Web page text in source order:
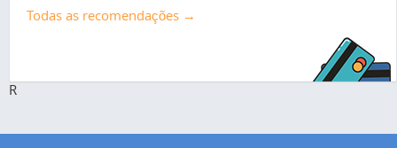
Todas as recomendações →
R